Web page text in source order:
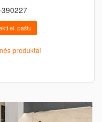
el. paštu
produktai